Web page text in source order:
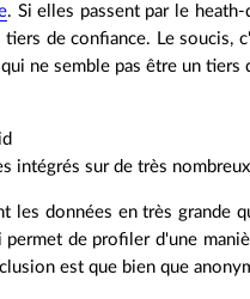
. Si elles passent par le
de confiance. Le
ne semble pas être un tiers
intégrés sur de très
les données en très grande
de profiler d'une
est que bien que